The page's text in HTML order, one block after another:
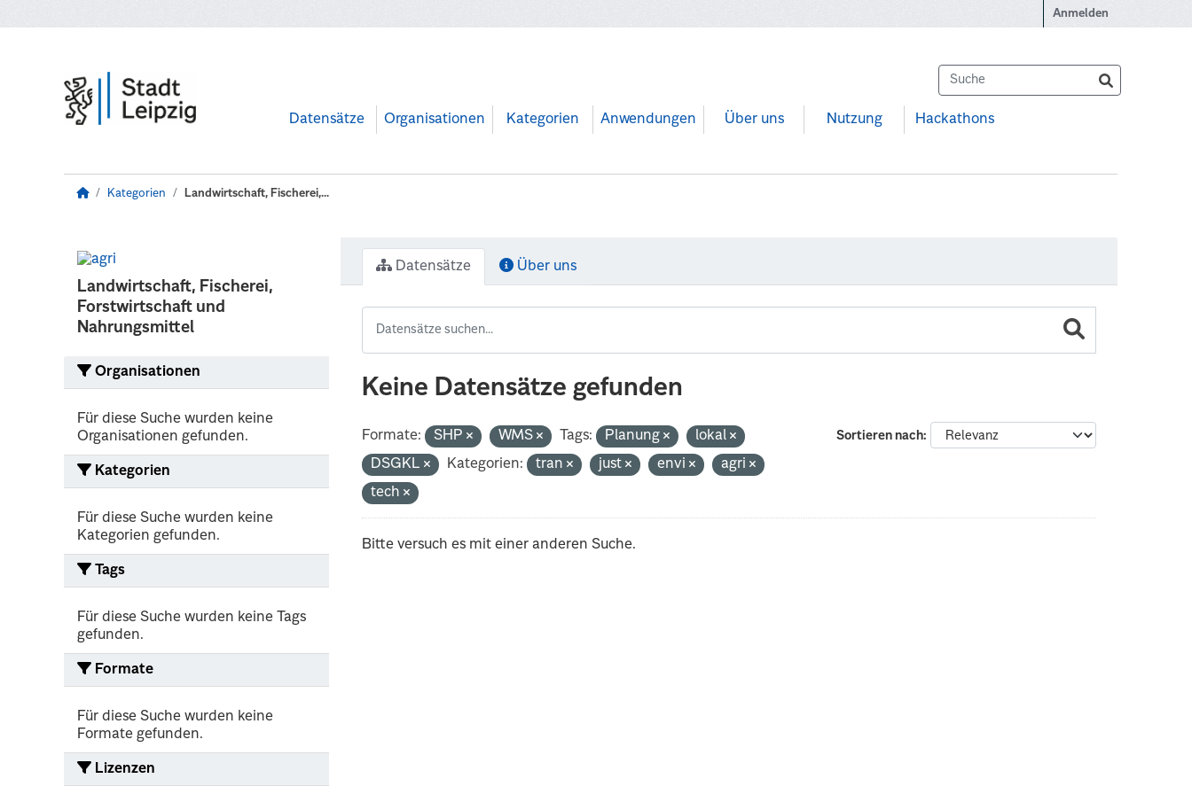
Anmelden
Datensätze Organisationen Kategorien Anwendungen Über uns Nutzung Hackathons
Kategorien Landwirtschaft, Fischerei,...
Landwirtschaft, Fischerei,
Forstwirtschaft und
Nahrungsmittel
Organisationen
Für diese Suche wurden keine
Organisationen gefunden.
Kategorien
Für diese Suche wurden keine
Kategorien gefunden.
Tags
Für diese Suche wurden keine Tags
gefunden.
Formate
Für diese Suche wurden keine
Formate gefunden.
Lizenzen
Datensätze Über uns
Keine Datensätze gefunden
Sortieren nach
Formate: SHP WMS Tags: Planung
lokal
DSGKL
Kategorien: tran just envi
agri
tech
Bitte versuch es mit einer anderen Suche.